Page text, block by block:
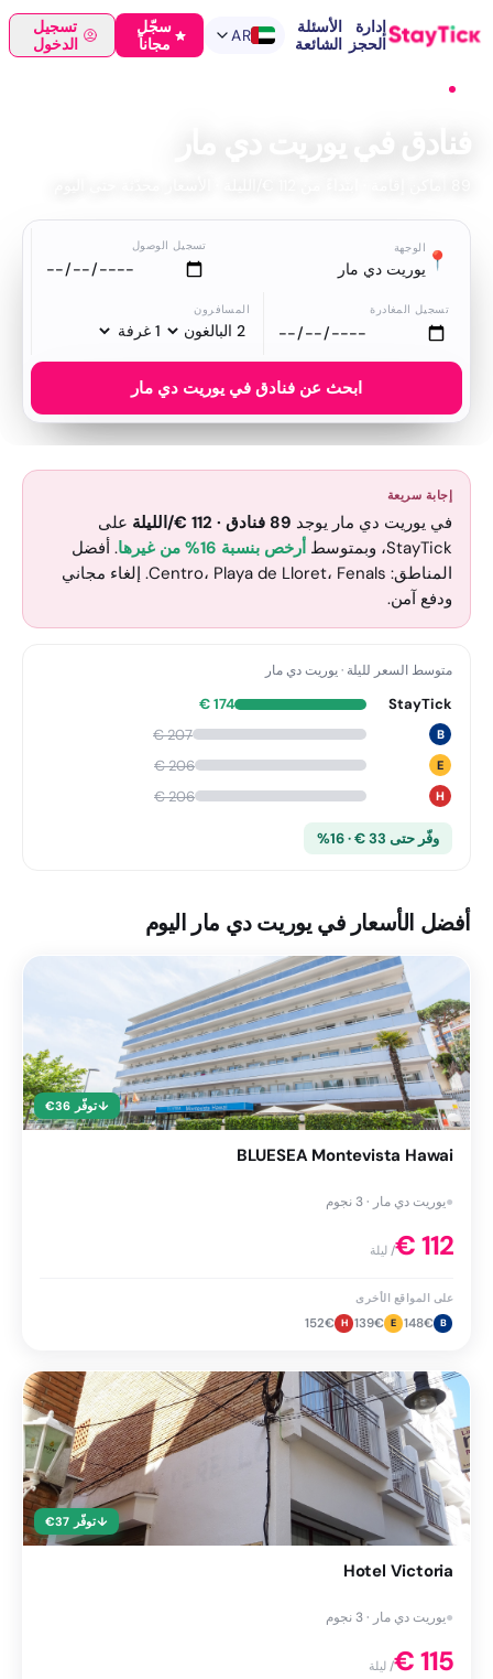
إدارة
الحجز
الأسئلة
الشائعة
AR
سجّل
مجاناً
تسجيل
الدخول
فنادق في يوريت دي مار
📍 الوجهة
يوريت دي مار
تسجيل الوصول
تسجيل المغادرة المسافرون
ابحث عن فنادق في يوريت دي مار
إجابة سريعة
في يوريت دي مار يوجد 89 فنادق ·
112
€/الليلة على
StayTick، وبمتوسط أرخص بنسبة 16% من غيرها
. أفضل
المناطق: Centro، Playa de Lloret، Fenals. إلغاء مجاني
ودفع آمن.
متوسط السعر لليلة ·يوريت دي مار
StayTick
174
€
B
207
€
E
206
€
H
206
€
وفّر حتى 33 € · 16%
أفضل الأسعار في يوريت دي مار اليوم
↓توفّر 36
€
BLUESEA Montevista Hawai
●يوريت دي مار · 3 نجوم
112
€/ ليلة
على المواقع الأخرى
B
148€
E
139€
H
152€
↓توفّر 37
€
Hotel Victoria
●يوريت دي مار · 3 نجوم
115
€/ ليلة